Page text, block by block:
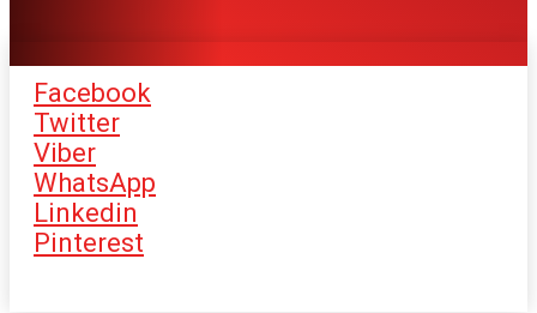
Facebook
Twitter
Viber
WhatsApp
Linkedin
Pinterest